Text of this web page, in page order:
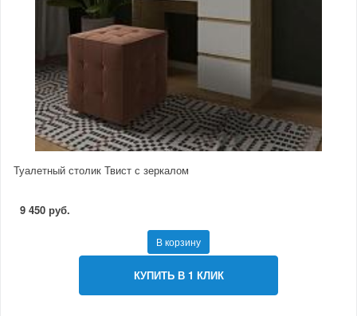
Туалетный столик Твист с зеркалом
9 450 руб.
В корзину
КУПИТЬ В 1 КЛИК